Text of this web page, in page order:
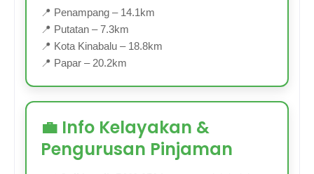
📍 Penampang – 14.1km
📍 Putatan – 7.3km
📍 Kota Kinabalu – 18.8km
📍 Papar – 20.2km
💼 Info Kelayakan &
Pengurusan Pinjaman